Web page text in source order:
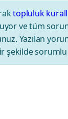
topluluk
ve tüm
Yazılan
şekilde